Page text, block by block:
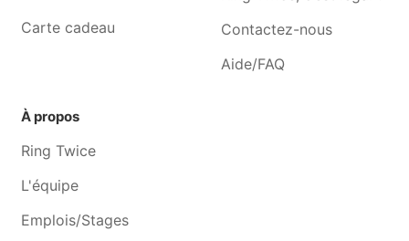
Carte cadeau
Contactez-nous
Aide/FAQ
À propos
Ring Twice
L'équipe
Emplois/Stages